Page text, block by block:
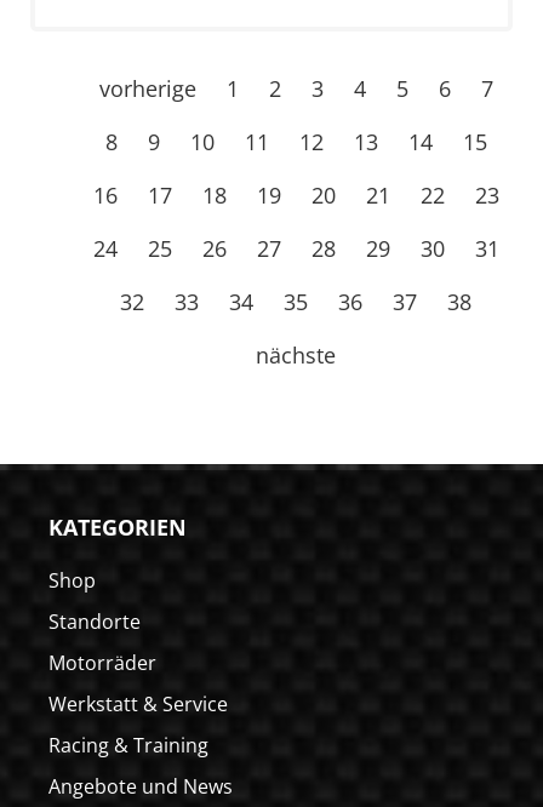
vorherige 1 2 3 4 5 6
7
8
9 10 11 12 13 14
15
16
17 18 19 20 21 22
23
24
25 26 27 28 29 30
31
32
33 34 35 36 37
38
nächste
KATEGORIEN
Shop
Standorte
Motorräder
Werkstatt & Service
Racing & Training
Angebote und News